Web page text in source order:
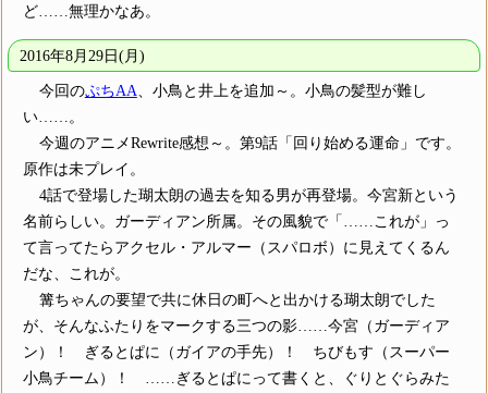
ど……無理かなあ。
2016年8月29日(月)
今回のぷちAA 、小鳥と井上を追加～。小鳥の髪型が難し
い……。
今週のアニメRewrite感想～。第9話「回り始める運命」です。
原作は未プレイ。
4話で登場した瑚太朗の過去を知る男が再登場。今宮新という
名前らしい。ガーディアン所属。その風貌で「……これが」っ
て言ってたらアクセル・アルマー（スパロボ）に見えてくるん
だな、これが。
篝ちゃんの要望で共に休日の町へと出かける瑚太朗でした
が、そんなふたりをマークする三つの影……今宮（ガーディア
ン）！ ぎるとぱに（ガイアの手先）！ ちびもす（スーパー
小鳥チーム）！ ……ぎるとぱにって書くと、ぐりとぐらみた